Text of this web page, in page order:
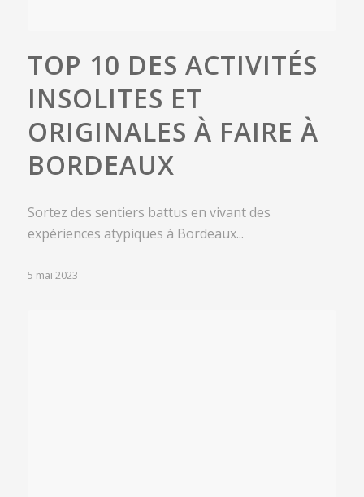
TOP 10 DES ACTIVITÉS
INSOLITES ET
ORIGINALES À FAIRE À
BORDEAUX
Sortez des sentiers battus en vivant des
expériences atypiques à Bordeaux...
5 mai 2023